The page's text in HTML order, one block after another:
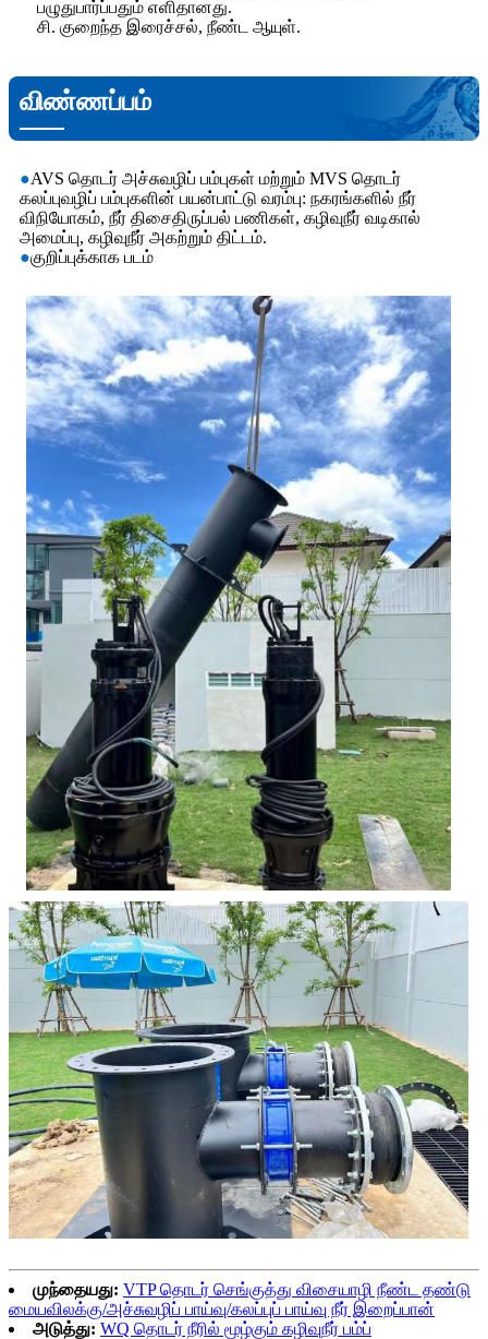
பழுதுபார்ப்பதும் எளிதானது.
சி. குறைந்த இரைச்சல், நீண்ட ஆயுள்.
விண்ணப்பம்
●AVS தொடர் அச்சுவழிப் பம்புகள் மற்றும் MVS தொடர்
கலப்புவழிப் பம்புகளின் பயன்பாட்டு வரம்பு: நகரங்களில் நீர்
விநியோகம், நீர் திசைதிருப்பல் பணிகள், கழிவுநீர் வடிகால்
அமைப்பு, கழிவுநீர் அகற்றும் திட்டம்.
●குறிப்புக்காக படம்
முந்தையது: VTP தொடர் செங்குத்து விசையாழி நீண்ட தண்டு
மையவிலக்கு/அச்சுவழிப் பாய்வு/கலப்புப் பாய்வு நீர் இறைப்பான்
அடுத்து: WQ தொடர் நீரில் மூழ்கும் கழிவுநீர் பம்ப்